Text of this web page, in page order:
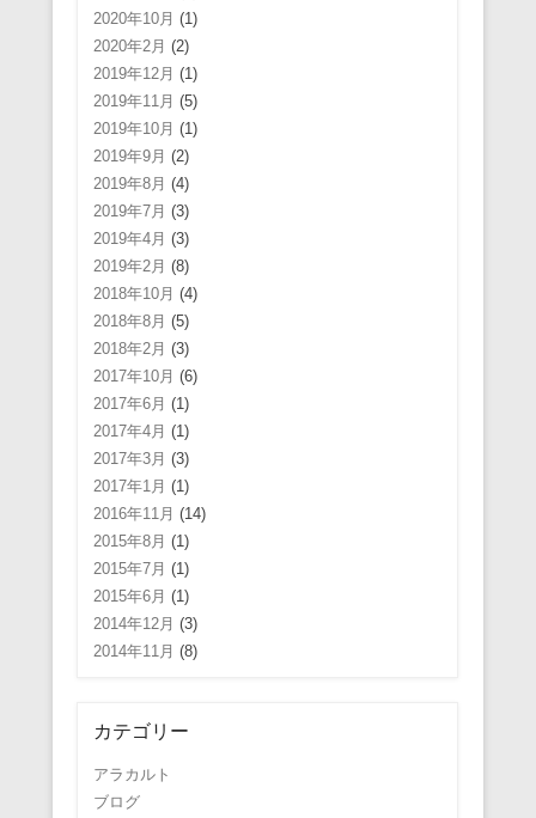
2020年10月 (1)
2020年2月 (2)
2019年12月 (1)
2019年11月 (5)
2019年10月 (1)
2019年9月 (2)
2019年8月 (4)
2019年7月 (3)
2019年4月 (3)
2019年2月 (8)
2018年10月 (4)
2018年8月 (5)
2018年2月 (3)
2017年10月 (6)
2017年6月 (1)
2017年4月 (1)
2017年3月 (3)
2017年1月 (1)
2016年11月 (14)
2015年8月 (1)
2015年7月 (1)
2015年6月 (1)
2014年12月 (3)
2014年11月 (8)
カテゴリー
アラカルト
ブログ